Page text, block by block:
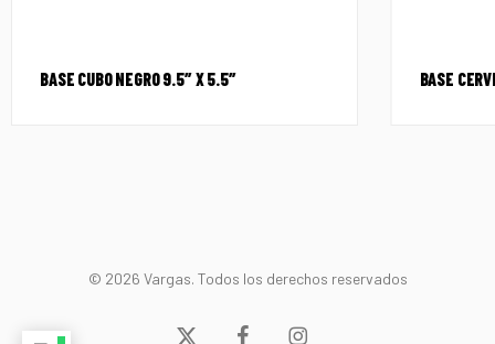
BASE CUBO NEGRO 9.5″ X 5.5″ BASE
© 2026 Vargas. Todos los derechos reservados
x- facebookinstagram